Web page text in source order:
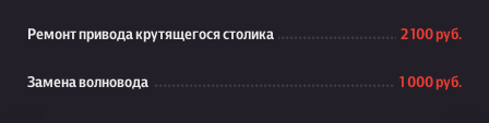
Ремонт привода крутящегося столика 2 100 руб.
Замена волновода 1 000 руб.